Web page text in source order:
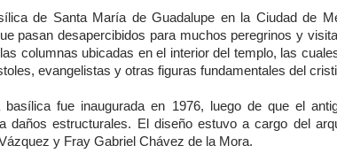
de Santa María de Guadalupe en la Ciudad de
pasan desapercibidos para muchos peregrinos y
columnas ubicadas en el interior del templo, las
evangelistas y otras figuras fundamentales del
basílica fue inaugurada en 1976, luego de que el
daños estructurales. El diseño estuvo a cargo del
y Fray Gabriel Chávez de la Mora.